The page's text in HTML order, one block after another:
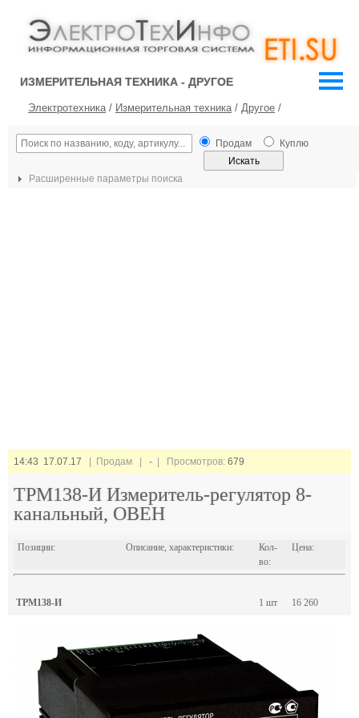
ИЗМЕРИТЕЛЬНАЯ ТЕХНИКА - ДРУГОЕ
Электротехника/ Измерительная техника/ Другое /
Продам Куплю
Расширенные параметры поиска
14:43 17.07.17 | Продам | - | Просмотров: 679
ТРМ138-И Измеритель-регулятор 8-
канальный, ОВЕН
Позиции: Описание, характеристики:
Кол-
во:
Цена:
ТРМ138-И 1 шт 16 260